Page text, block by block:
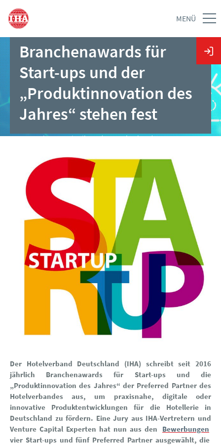
MENÜ
Finalisten des IHA-
Branchenawards für
Start-ups und der
„Produktinnovation des
Jahres“ stehen fest
02.06.2025 | Pressemitteilung des Hotelverbandes
Der Hotelverband Deutschland (IHA) schreibt seit 2016
jährlich Branchenawards für Start-ups und die
„Produktinnovation des Jahres“ der Preferred Partner des
Hotelverbandes aus, um praxisnahe, digitale oder
innovative Produktentwicklungen für die Hotellerie in
Deutschland zu fördern. Eine Jury aus IHA-Vertretern und
Venture Capital Experten hat nun aus den
Bewerbungen
vier Start-ups und fünf Preferred Partner ausgewählt, die